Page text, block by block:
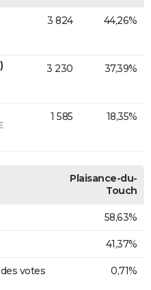
3 824 44,26%
3 230 37,39%
1 585 18,35%
Plaisance-du-
Touch
58,63%
41,37%
votes
0,71%